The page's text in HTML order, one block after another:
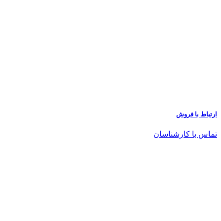
ارتباط با فروش
تماس با کارشناسان